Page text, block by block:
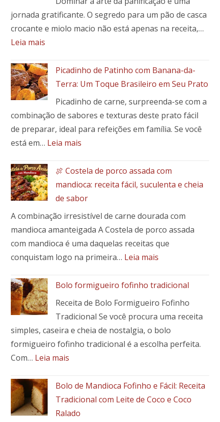
jornada gratificante. O segredo para um pão de casca
crocante e miolo macio não está apenas na receita,…
Leia mais
fazer
a
massa
perfeita
para
pães
e
especiais
Picadinho de Patinho com Banana-da-
Terra: Um Toque Brasileiro em Seu Prato
Picadinho de carne, surpreenda-se com a
combinação de sabores e texturas deste prato fácil
de preparar, ideal para refeições em família. Se você
está em… Leia mais
de
com
Banana-
da-
Terra:
Um
Toque
Brasileiro
Seu
Prato
🍖 Costela de porco assada com
mandioca: receita fácil, suculenta e cheia
de sabor
A combinação irresistível de carne dourada com
mandioca amanteigada A Costela de porco assada
com mandioca é uma daquelas receitas que
conquistam logo na primeira… Leia mais
Costela
porco
assada
com
mandioca:
e
cheia
Bolo formigueiro fofinho tradicional
Receita de Bolo Formigueiro Fofinho
Tradicional Se você procura uma receita
simples, caseira e cheia de nostalgia, o bolo
formigueiro fofinho tradicional é a escolha perfeita.
Com… Leia mais
formigueiro
tradicional
Bolo de Mandioca Fofinho e Fácil: Receita
Tradicional com Leite de Coco e Coco
Ralado